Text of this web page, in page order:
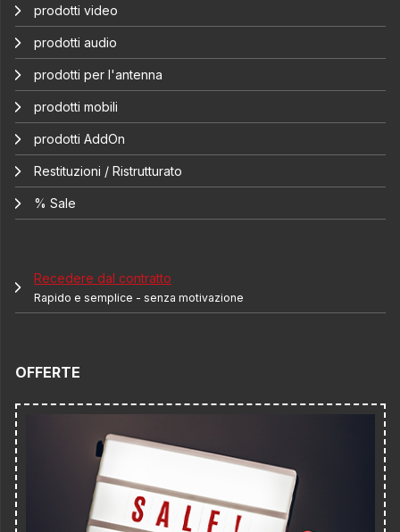
prodotti video
prodotti audio
prodotti per l'antenna
prodotti mobili
prodotti AddOn
Restituzioni / Ristrutturato
% Sale
Recedere dal contratto
Rapido e semplice - senza motivazione
OFFERTE